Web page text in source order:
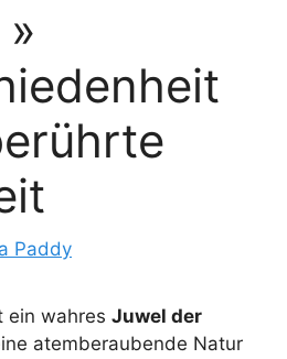
Paddy
ein wahres Juwel der
atemberaubende Natur